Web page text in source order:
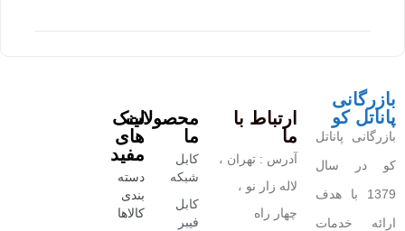
بازرگانی
پاناتل کو
بازرگانی پاناتل
کو در سال
1379 با هدف
ارائه خدمات
ارتباط با
ما
آدرس : تهران ،
لاله زار نو ،
چهار راه
محصولات
ما
کابل
شبکه
کابل
فیبر
لینک
های
مفید
دسته
بندی
کالاها